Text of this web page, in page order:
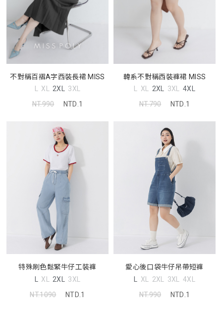
不對稱百褶A字西裝長裙 MISS
L XL 2XL 3XL
NT.990
NTD.1
韓系不對稱西裝褲裙 MISS
L XL 2XL 3XL 4XL
NT.790
NTD.1
特殊刷色鬆緊牛仔工裝褲
L XL 2XL 3XL
NT.1090
NTD.1
愛心後口袋牛仔吊帶短褲
L XL 2XL 3XL 4XL
NT.990
NTD.1